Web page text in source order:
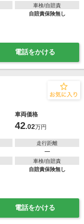
車検/自賠責
自賠責保険無し
電話をかける
車両価格
42.02万円
走行距離
―
車検/自賠責
自賠責保険無し
電話をかける